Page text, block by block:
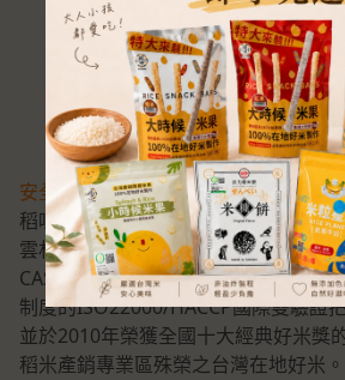
安全、健康、美味
稻味以嚴謹的態度與現代化的經營管
雲林在地濁水好米，生產的稻米過程
CAS優良食品驗證及世界各國公認目
制度的ISO22000/HACCP國際雙驗證
並於2010年榮獲全國十大經典好米獎
稻米產銷專業區殊榮之台灣在地好米。